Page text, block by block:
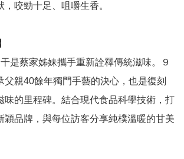
，咬勁十足、咀嚼生香。
是蔡家姊妹攜手重新詮釋傳統滋味。９
父親40餘年獨門手藝的決心，也是復刻
味的里程碑。結合現代食品科學技術，打
穎品牌，與每位訪客分享純樸溫暖的甘美